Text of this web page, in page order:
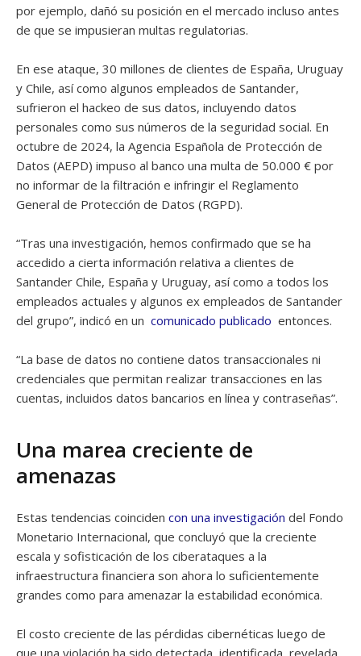
por ejemplo, dañó su posición en el mercado incluso antes
de que se impusieran multas regulatorias.
En ese ataque, 30 millones de clientes de España, Uruguay
y Chile, así como algunos empleados de Santander,
sufrieron el hackeo de sus datos, incluyendo datos
personales como sus números de la seguridad social. En
octubre de 2024, la Agencia Española de Protección de
Datos (AEPD) impuso al banco una multa de 50.000 € por
no informar de la filtración e infringir el Reglamento
General de Protección de Datos (RGPD).
“Tras una investigación, hemos confirmado que se ha
accedido a cierta información relativa a clientes de
Santander Chile, España y Uruguay, así como a todos los
empleados actuales y algunos ex empleados de Santander
del grupo”, indicó en un comunicado publicado entonces.
“La base de datos no contiene datos transaccionales ni
credenciales que permitan realizar transacciones en las
cuentas, incluidos datos bancarios en línea y contraseñas”.
Una marea creciente de
amenazas
Estas tendencias coinciden con una investigación del Fondo
Monetario Internacional, que concluyó que la creciente
escala y sofisticación de los ciberataques a la
infraestructura financiera son ahora lo suficientemente
grandes como para amenazar la estabilidad económica.
El costo creciente de las pérdidas cibernéticas luego de
que una violación ha sido detectada, identificada, revelada